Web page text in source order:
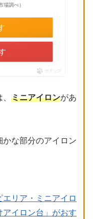
場調べ）
ポチップ
ミニアイロンがあ
かな部分のアイロン
エリア・ミニアイロ
アイロン台」がおす